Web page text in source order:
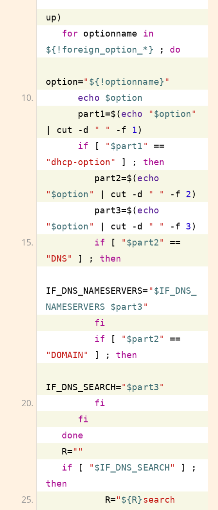
for optionname in
${!foreign_option_*} ; do
option=" ${!optionname} "
echo
$option
      part1=$(
echo "$option"
| cut
-d " " -f 1
if [ "$part1 "
"dhcp-option"
] ; then
         part2=$(
echo
"$option " | cut -d " " -f 2
         part3=$(
echo
"$option " | cut -d " " -f 3
if [ "$part2"
"DNS"
] ; then
IF_DNS_NAMESERVERS= "$IF_DNS_
NAMESERVERS
$part3 "
fi
if [ "$part2"
"DOMAIN"
] ; then
IF_DNS_SEARCH="$part3"
fi
fi
done
   R=
""
if [ "$IF_DNS_SEARCH"
then
           R=
"${R}